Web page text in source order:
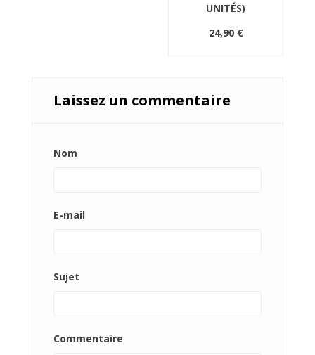
UNITÉS)
24,90 €
Laissez un commentaire
Nom
E-mail
Sujet
Commentaire